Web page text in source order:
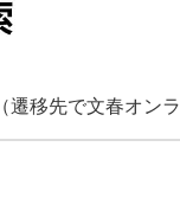
（遷移先で文春オンラ